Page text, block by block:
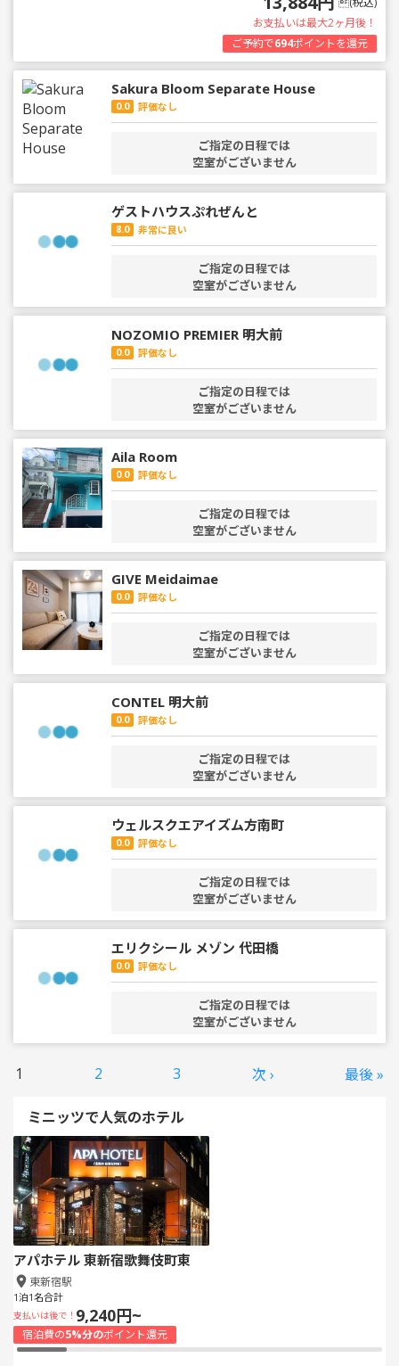
お支払いは最大2ヶ月後！
ご予約で694ポイントを還元
Sakura Bloom Separate House
0.0 評価なし
ご指定の日程では
空室がございません
ゲストハウスぷれぜんと
8.0 非常に良い
ご指定の日程では
空室がございません
NOZOMIO PREMIER 明大前
0.0 評価なし
ご指定の日程では
空室がございません
Aila Room
0.0 評価なし
ご指定の日程では
空室がございません
GIVE Meidaimae
0.0 評価なし
ご指定の日程では
空室がございません
CONTEL 明大前
0.0 評価なし
ご指定の日程では
空室がございません
ウェルスクエアイズム方南町
0.0 評価なし
ご指定の日程では
空室がございません
エリクシール メゾン 代田橋
0.0 評価なし
ご指定の日程では
空室がございません
1 2 3 次 › 最後 »
ミニッツで人気のホテル
アパホテル 東新宿歌舞伎町東
東新宿駅
1泊1名合計
支払いは後で！ 9,240円~
宿泊費の5%分のポイント還元